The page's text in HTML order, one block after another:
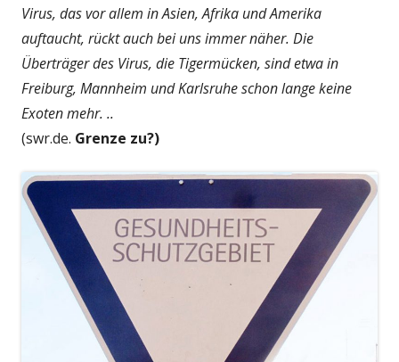
Virus, das vor allem in Asien, Afrika und Amerika
auftaucht, rückt auch bei uns immer näher. Die
Überträger des Virus, die Tigermücken, sind etwa in
Freiburg, Mannheim und Karlsruhe schon lange keine
Exoten mehr. ..
(swr.de. Grenze zu?)